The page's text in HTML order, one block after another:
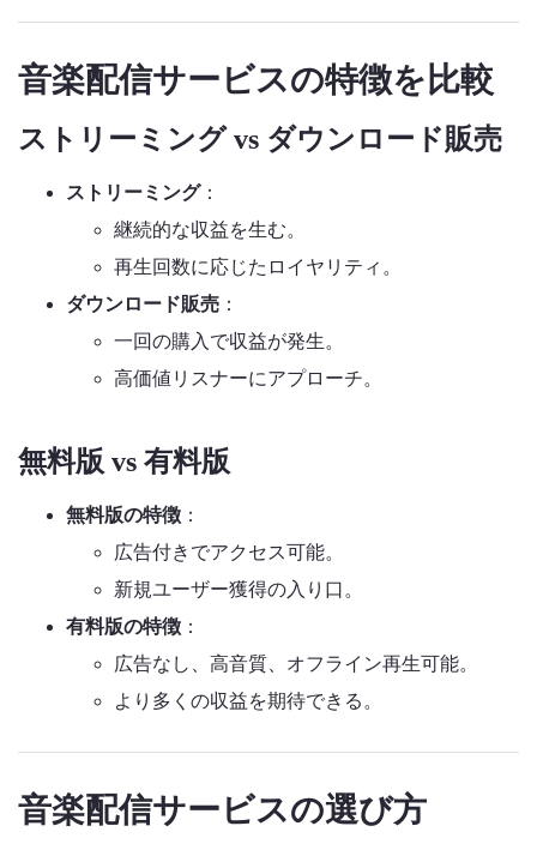
音楽配信サービスの特徴を比較
ストリーミング vs ダウンロード販売
ストリーミング：
継続的な収益を生む。
再生回数に応じたロイヤリティ。
ダウンロード販売 ：
一回の購入で収益が発生。
高価値リスナーにアプローチ。
無料版 vs 有料版
無料版の特徴 ：
広告付きでアクセス可能。
新規ユーザー獲得の入り口。
有料版の特徴 ：
広告なし、高音質、オフライン再生可能。
より多くの収益を期待できる。
音楽配信サービスの選び方